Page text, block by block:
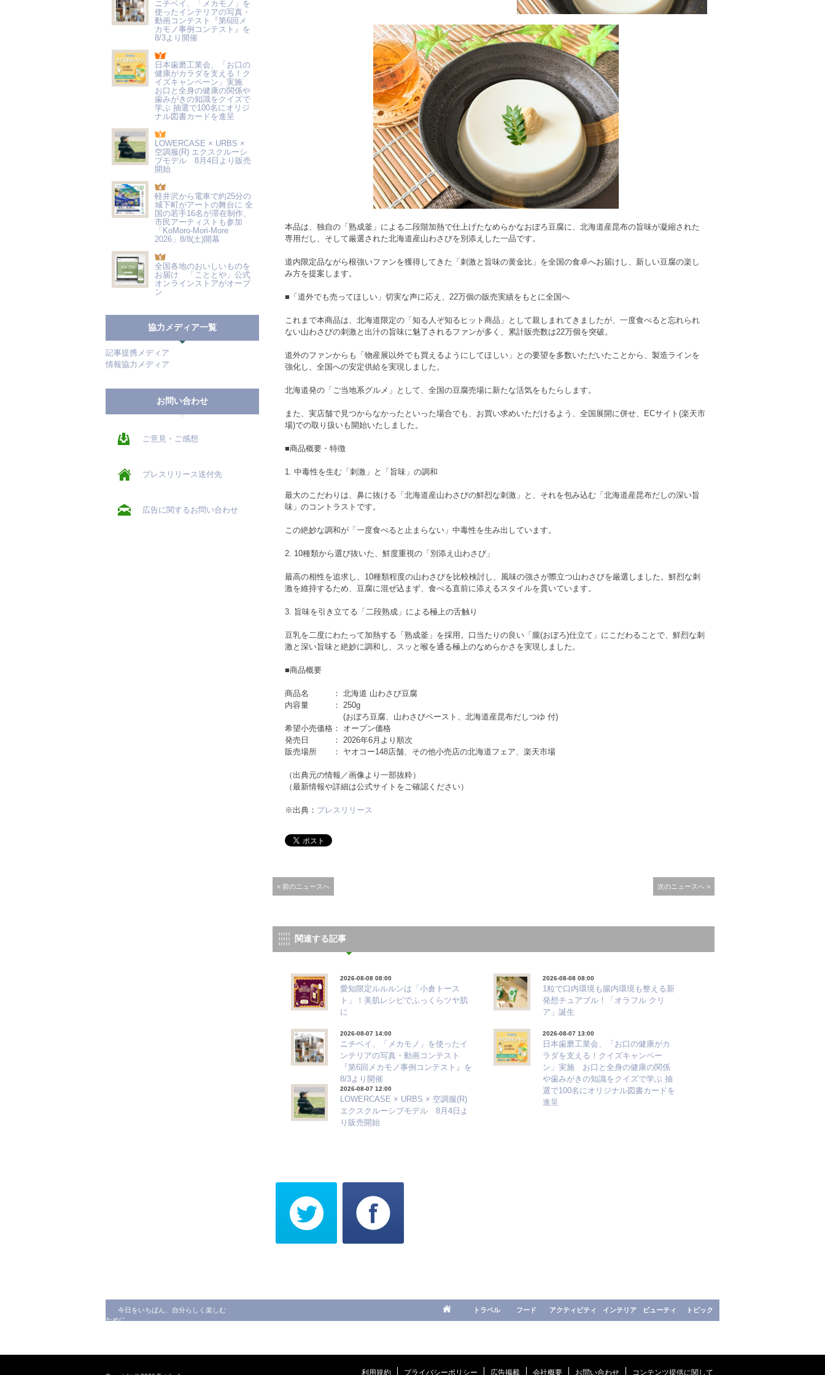
ニチベイ、「メカモノ」を
使ったインテリアの写真・
動画コンテスト『第6回メ
カモノ事例コンテスト』を
8/3より開催
日本歯磨工業会、「お口の
健康がカラダを支える！ク
イズキャンペーン」実施
お口と全身の健康の関係や
歯みがきの知識をクイズで
学ぶ 抽選で100名にオリジ
ナル図書カードを進呈
LOWERCASE × URBS ×
空調服(R) エクスクルーシ
ブモデル 8月4日より販売
開始
軽井沢から電車で約25分の
城下町がアートの舞台に 全
国の若手16名が滞在制作、
市民アーティストも参加
「KoMoro-Mori-More
2026」8/8(土)開幕
全国各地のおいしいものを
お届け 「こととや」公式
オンラインストアがオープ
ン
協力メディア一覧
記事提携メディア
情報協力メディア
お問い合わせ
ご意見・ご感想
プレスリリース送付先
広告に関するお問い合わせ
本品は、独自の「熟成釜」による二段階加熱で仕上げたなめらかなおぼろ豆腐に、北海道産昆布の旨味が凝縮された
専用だし、そして厳選された北海道産山わさびを別添えした一品です。
道内限定品ながら根強いファンを獲得してきた「刺激と旨味の黄金比」を全国の食卓へお届けし、新しい豆腐の楽し
み方を提案します。
■「道外でも売ってほしい」切実な声に応え、22万個の販売実績をもとに全国へ
これまで本商品は、北海道限定の「知る人ぞ知るヒット商品」として親しまれてきましたが、一度食べると忘れられ
ない山わさびの刺激と出汁の旨味に魅了されるファンが多く、累計販売数は22万個を突破。
道外のファンからも「物産展以外でも買えるようにしてほしい」との要望を多数いただいたことから、製造ラインを
強化し、全国への安定供給を実現しました。
北海道発の「ご当地系グルメ」として、全国の豆腐売場に新たな活気をもたらします。
また、実店舗で見つからなかったといった場合でも、お買い求めいただけるよう、全国展開に併せ、ECサイト(楽天市
場)での取り扱いも開始いたしました。
■商品概要・特徴
1. 中毒性を生む「刺激」と「旨味」の調和
最大のこだわりは、鼻に抜ける「北海道産山わさびの鮮烈な刺激」と、それを包み込む「北海道産昆布だしの深い旨
味」のコントラストです。
この絶妙な調和が「一度食べると止まらない」中毒性を生み出しています。
2. 10種類から選び抜いた、鮮度重視の「別添え山わさび」
最高の相性を追求し、10種類程度の山わさびを比較検討し、風味の強さが際立つ山わさびを厳選しました。鮮烈な刺
激を維持するため、豆腐に混ぜ込まず、食べる直前に添えるスタイルを貫いています。
3. 旨味を引き立てる「二段熟成」による極上の舌触り
豆乳を二度にわたって加熱する「熟成釜」を採用。口当たりの良い「朧(おぼろ)仕立て」にこだわることで、鮮烈な刺
激と深い旨味と絶妙に調和し、スッと喉を通る極上のなめらかさを実現しました。
■商品概要
商品名 ： 北海道 山わさび豆腐
内容量 ： 250g
(おぼろ豆腐、山わさびペースト、北海道産昆布だしつゆ 付)
希望小売価格： オープン価格
発売日 ： 2026年6月より順次
販売場所 ： ヤオコー148店舗、その他小売店の北海道フェア、楽天市場
（出典元の情報／画像より一部抜粋）
（最新情報や詳細は公式サイトをご確認ください）
※出典： プレスリリース
< 前のニュースへ 次のニュースへ >
関連する記事
2026-08-08 08:00
愛知限定ルルルンは「小倉トース
ト」！美肌レシピでふっくらツヤ肌
に
2026-08-08 08:00
1粒で口内環境も腸内環境も整える新
発想チュアブル！「オラフル クリ
ア」誕生
2026-08-07 14:00
ニチベイ、「メカモノ」を使ったイ
ンテリアの写真・動画コンテスト
『第6回メカモノ事例コンテスト』を
8/3より開催
2026-08-07 13:00
日本歯磨工業会、「お口の健康がカ
ラダを支える！クイズキャンペー
ン」実施 お口と全身の健康の関係
や歯みがきの知識をクイズで学ぶ 抽
選で100名にオリジナル図書カードを
進呈
2026-08-07 12:00
LOWERCASE × URBS × 空調服(R)
エクスクルーシブモデル 8月4日よ
り販売開始
今日をいちばん、自分らしく楽しむ
ために
トラベル フード アクティビティ インテリア ビューティ トピック
コンテンツ提供に関して
お問い合わせ
会社概要
広告掲載
プライバシーポリシー
利用規約